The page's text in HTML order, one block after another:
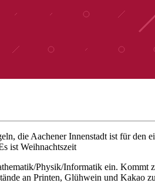
die Aachener Innenstadt ist für den
ist Weihnachtszeit
Physik/Informatik ein. Kommt
an Printen, Glühwein und Kakao